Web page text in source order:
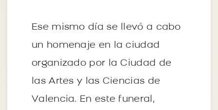
Ese mismo día se llevó a cabo
un homenaje en la ciudad
organizado por la Ciudad de
las Artes y las Ciencias de
Valencia. En este funeral,